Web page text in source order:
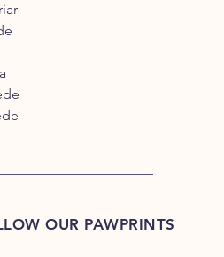
OUR PAWPRINTS